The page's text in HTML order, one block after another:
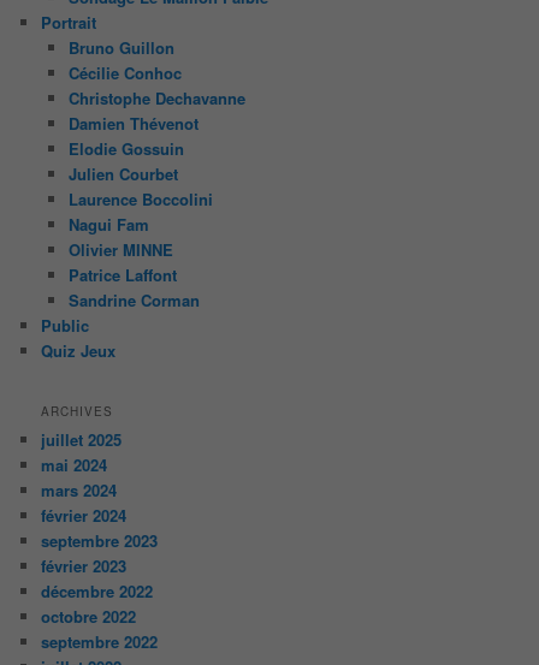
Portrait
Bruno Guillon
Cécilie Conhoc
Christophe Dechavanne
Damien Thévenot
Elodie Gossuin
Julien Courbet
Laurence Boccolini
Nagui Fam
Olivier MINNE
Patrice Laffont
Sandrine Corman
Public
Quiz Jeux
ARCHIVES
juillet 2025
mai 2024
mars 2024
février 2024
septembre 2023
février 2023
décembre 2022
octobre 2022
septembre 2022